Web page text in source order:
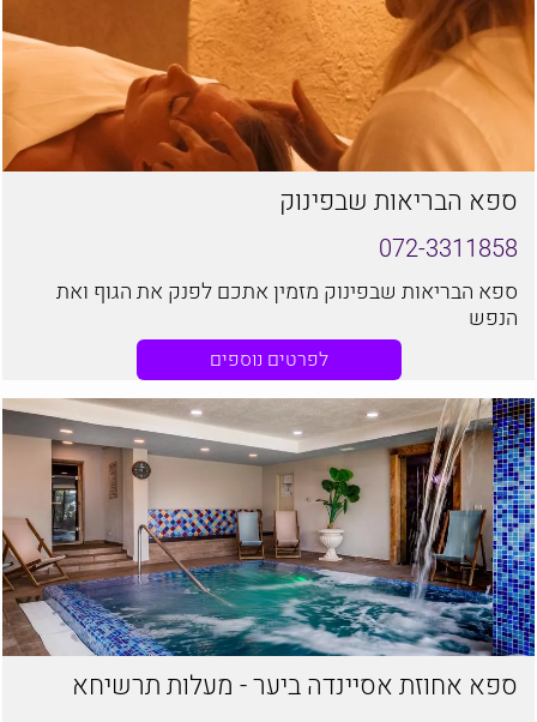
ספא הבריאות שבפינוק
072-3311858
ספא הבריאות שבפינוק מזמין אתכם לפנק את הגוף ואת
הנפש
לפרטים נוספים
ספא אחוזת אסיינדה ביער - מעלות תרשיחא